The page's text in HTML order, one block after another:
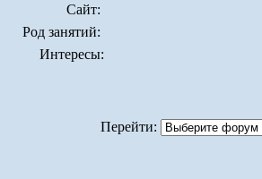
Сайт:
Род занятий:
Интересы:
Перейти: